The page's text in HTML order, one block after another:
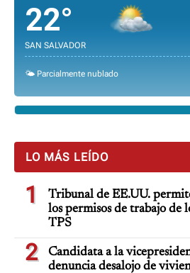
22°
SAN SALVADOR
🌤️ Parcialmente nublado
LO MÁS LEÍDO
1
Tribunal de EE.UU.
los permisos de trabajo de
TPS
2
Candidata a la
denuncia desalojo de